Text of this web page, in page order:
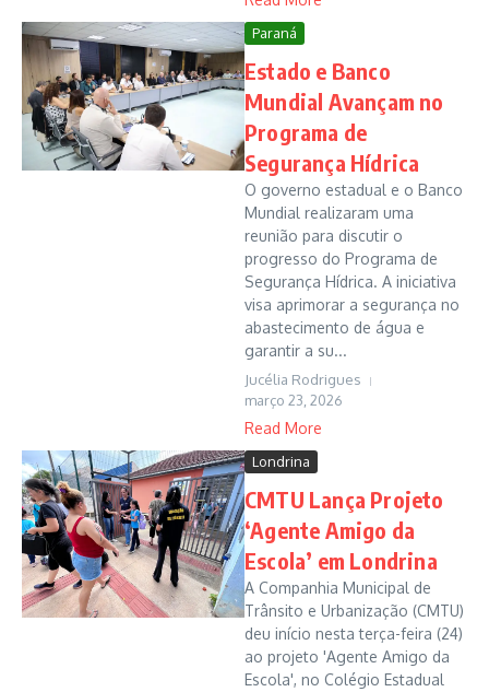
Paraná
Estado e Banco
Mundial Avançam no
Programa de
Segurança Hídrica
O governo estadual e o Banco
Mundial realizaram uma
reunião para discutir o
progresso do Programa de
Segurança Hídrica. A iniciativa
visa aprimorar a segurança no
abastecimento de água e
garantir a su...
Jucélia Rodrigues
março 23, 2026
Read More
Londrina
CMTU Lança Projeto
‘Agente Amigo da
Escola’ em Londrina
A Companhia Municipal de
Trânsito e Urbanização (CMTU)
deu início nesta terça-feira (24)
ao projeto 'Agente Amigo da
Escola', no Colégio Estadual